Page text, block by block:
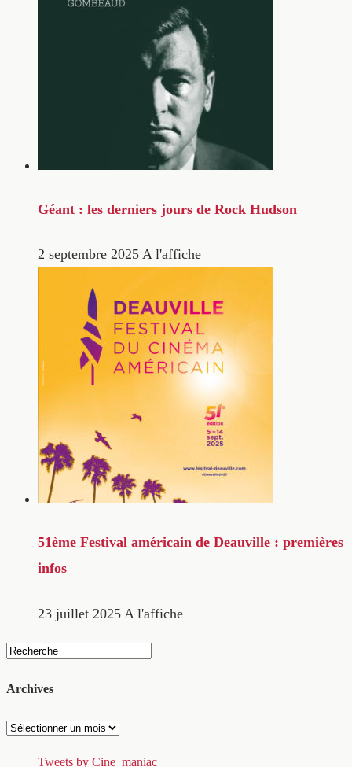
Géant : les derniers jours de Rock Hudson
2 septembre 2025 A l'affiche
51ème Festival américain de Deauville : premières
infos
23 juillet 2025 A l'affiche
Archives
Archives
Tweets by Cine_maniac